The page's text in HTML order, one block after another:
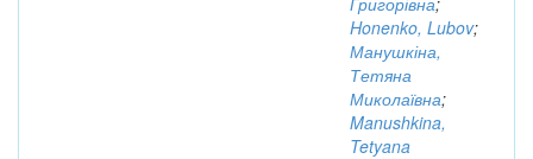
Honenko, Lubov;
Манушкіна,
Тетяна
Миколаївна;
Manushkina,
Tetyana